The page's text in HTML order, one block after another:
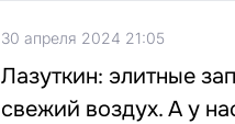
30 апреля 2024 21:05
Лазуткин: элитные
свежий воздух. А у